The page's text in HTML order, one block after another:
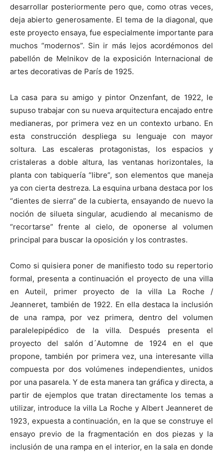
desarrollar posteriormente pero que, como otras veces,
deja abierto generosamente. El tema de la diagonal, que
este proyecto ensaya, fue especialmente importante para
muchos “modernos”. Sin ir más lejos acordémonos del
pabellón de Melnikov de la exposición Internacional de
artes decorativas de París de 1925.
La casa para su amigo y pintor Onzenfant, de 1922, le
supuso trabajar con su nueva arquitectura encajado entre
medianeras, por primera vez en un contexto urbano. En
esta construcción despliega su lenguaje con mayor
soltura. Las escaleras protagonistas, los espacios y
cristaleras a doble altura, las ventanas horizontales, la
planta con tabiquería “libre”, son elementos que maneja
ya con cierta destreza. La esquina urbana destaca por los
“dientes de sierra” de la cubierta, ensayando de nuevo la
noción de silueta singular, acudiendo al mecanismo de
“recortarse” frente al cielo, de oponerse al volumen
principal para buscar la oposición y los contrastes.
Como si quisiera poner de manifiesto todo su repertorio
formal, presenta a continuación el proyecto de una villa
en Auteil, primer proyecto de la villa La Roche /
Jeanneret, también de 1922. En ella destaca la inclusión
de una rampa, por vez primera, dentro del volumen
paralelepipédico de la villa. Después presenta el
proyecto del salón d´Automne de 1924 en el que
propone, también por primera vez, una interesante villa
compuesta por dos volúmenes independientes, unidos
por una pasarela. Y de esta manera tan gráfica y directa, a
partir de ejemplos que tratan directamente los temas a
utilizar, introduce la villa La Roche y Albert Jeanneret de
1923, expuesta a continuación, en la que se construye el
ensayo previo de la fragmentación en dos piezas y la
inclusión de una rampa en el interior, en la sala en donde